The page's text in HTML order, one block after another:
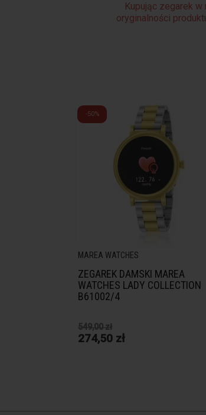
Kupując zegarek
oryginalności
-50%
MAREA WATCHES
ZEGAREK DAMSKI MAREA
WATCHES LADY COLLECTION
B61002/4
549,00 zł
274,50 zł